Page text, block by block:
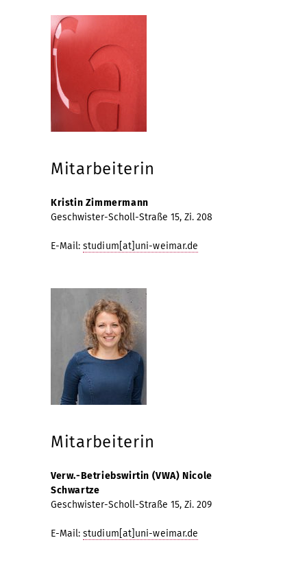
Mitarbeiterin
Kristin Zimmermann
Geschwister-Scholl-Straße 15, Zi. 208
E-Mail: studium[at]uni-weimar.de
Mitarbeiterin
Verw.-Betriebswirtin (VWA) Nicole
Schwartze
Geschwister-Scholl-Straße 15, Zi. 209
E-Mail: studium[at]uni-weimar.de